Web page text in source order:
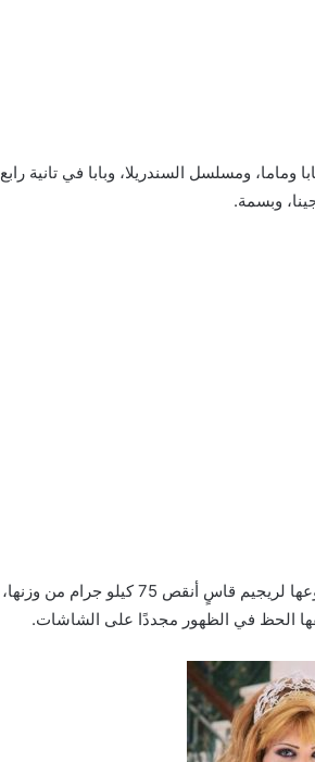
ومسلسل السندريلا، وبابا في تانية رابع
وبسمة.
اختفت نورا السباعي عن الساحة الفنية خلال السنوات الماضية، وتحديدًا بعد خضوعها لريجيم قاسٍ أنقص 75 كيلو جرام من وزنها،
الحظ في الظهور مجددًا على الشاشات.